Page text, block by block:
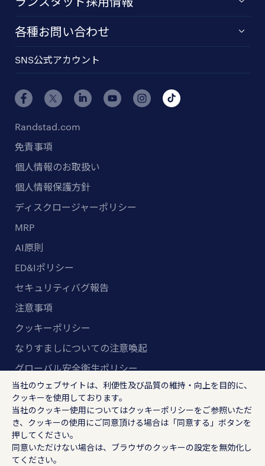
各種お問い合わせ
SNS公式アカウント
Randstad.com
免責事項
個人情報のお取扱い
個人情報保護方針
ディスクロージャーポリシー
MRP
AI原則
ED&Iポリシー
セキュリティバグ報告
注意事項
クッキーポリシー
なりすましについての注意喚起
グローバル安全衛生ポリシー
マルチステークホルダー方針
ランスタッド株式会社
〒102-8578 東京都千代田区紀尾井町4-1 ニューオー
タニガーデンコート21F
RANDSTAD, HUMAN FORWARD及びSHAPING THE W
当社のウェブサイトは、利便性及び品質の維持・向上を目的に、
クッキーを使用しております。
当社のクッキー使用についてはクッキーポリシーをご参照いただ
き、クッキーの使用にご同意頂ける場合は「同意する」ボタンを
押してください。
同意いただけない場合は、ブラウザのクッキーの設定を無効化し
てください。